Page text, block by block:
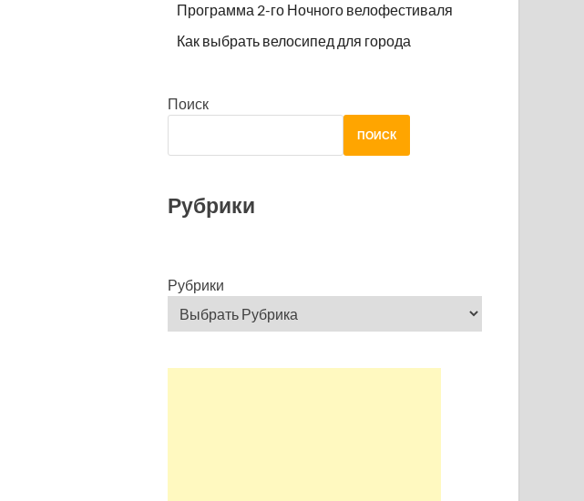
Программа 2-го Ночного велофестиваля
Как выбрать велосипед для города
Поиск
ПОИСК
Рубрики
Рубрики